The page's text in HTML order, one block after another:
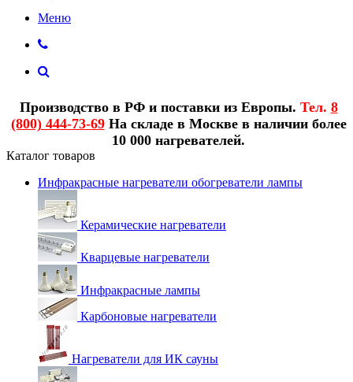
Меню
Производство в РФ и поставки из Европы. Тел. 8
(800) 444-73-69На складе в Москве в наличии более
10 000 нагревателей.
Каталог товаров
Инфракрасные нагреватели обогреватели лампы
Керамические нагреватели
Кварцевые нагреватели
Инфракрасные лампы
Карбоновые нагреватели
Нагреватели для ИК сауны